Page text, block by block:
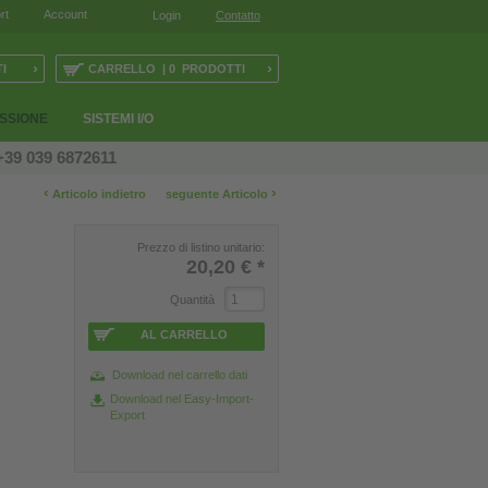
Login Contatto
Account
SISTEMI I/O
CARRELLO | 0 PRODOTTI ›
›
039 6872611
seguente Articolo ›
‹ Articolo indietro
Prezzo di listino unitario:
20,20 € *
Quantità
AL CARRELLO
Download nel carrello dati
Download nel Easy-Import-
Export